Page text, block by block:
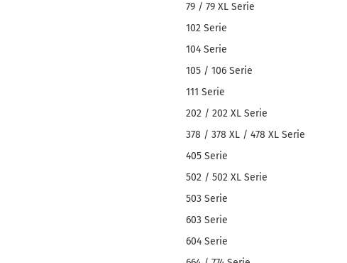
79 / 79 XL Serie
102 Serie
104 Serie
105 / 106 Serie
111 Serie
202 / 202 XL Serie
378 / 378 XL / 478 XL Serie
405 Serie
502 / 502 XL Serie
503 Serie
603 Serie
604 Serie